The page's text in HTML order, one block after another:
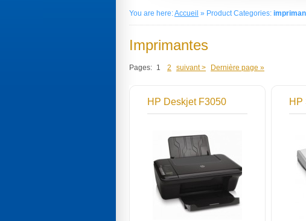
You are here:Accueil » Product Categories:
Imprimantes
Pages: 1 2 suivant > Dernière page »
HP Deskjet F3050 HP